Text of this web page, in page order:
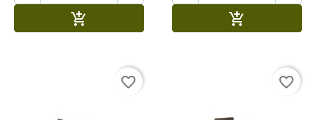
 
favorite_border favorite_border